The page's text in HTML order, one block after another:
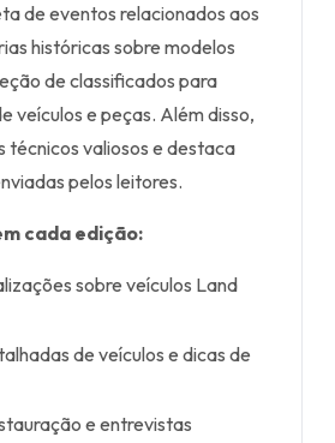
de eventos relacionados aos
históricas sobre modelos
de classificados para
veículos e peças. Além disso,
técnicos valiosos e destaca
pelos leitores.
cada edição:
sobre veículos Land
de veículos e dicas de
e entrevistas